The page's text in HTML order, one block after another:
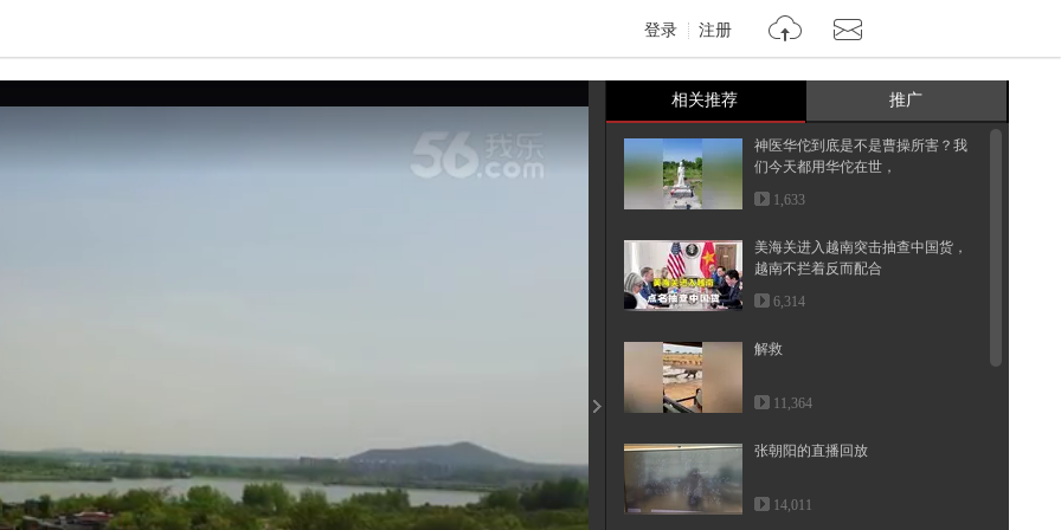
登录 注册
亮度
饱和度 100
相关推荐 推广
神医华佗到底是不是曹操所害？我
们今天都用华佗在世，
1,633
美海关进入越南突击抽查中国货，
越南不拦着反而配合
6,314
解救
11,364
张朝阳的直播回放
14,011